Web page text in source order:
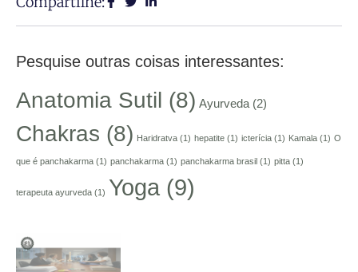
Pesquise outras coisas interessantes:
Anatomia Sutil (8) Ayurveda (2)
Chakras (8) Haridratva (1) hepatite (1) icterícia (1) Kamala (1) O
que é panchakarma (1) panchakarma (1) panchakarma brasil (1) pitta (1)
terapeuta ayurveda (1) Yoga (9)